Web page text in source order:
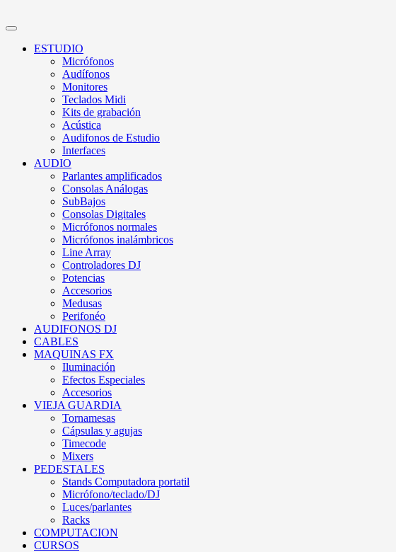
ESTUDIO
Micrófonos
Audífonos
Monitores
Teclados Midi
Kits de grabación
Acústica
Audifonos de Estudio
Interfaces
AUDIO
Parlantes amplificados
Consolas Análogas
SubBajos
Consolas Digitales
Micrófonos normales
Micrófonos inalámbricos
Line Array
Controladores DJ
Potencias
Accesorios
Medusas
Perifonéo
AUDIFONOS DJ
CABLES
MAQUINAS FX
Iluminación
Efectos Especiales
Accesorios
VIEJA GUARDIA
Tornamesas
Cápsulas y agujas
Timecode
Mixers
PEDESTALES
Stands Computadora portatil
Micrófono/teclado/DJ
Luces/parlantes
Racks
COMPUTACION
CURSOS